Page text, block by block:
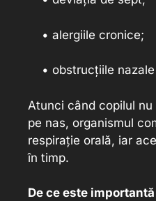
• alergiile cronice;
• obstrucțiile nazale
Atunci când copilul
pe nas, organismul
respirație orală, iar
în timp.
De ce este